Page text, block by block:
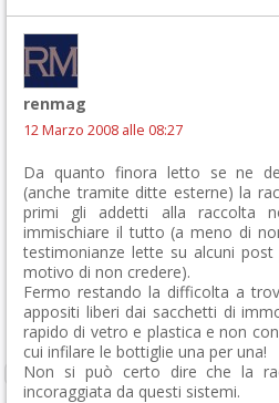
renmag
12 Marzo 2008 alle 08:27
Da quanto finora letto se ne
(anche tramite ditte esterne) la
primi gli addetti alla raccolta
immischiare il tutto (a meno di
testimonianze lette su alcuni
motivo di non credere).
Fermo restando la difficolta a
appositi liberi dai sacchetti di
rapido di vetro e plastica e non
cui infilare le bottiglie una per una!
Non si può certo dire che la
incoraggiata da questi sistemi.